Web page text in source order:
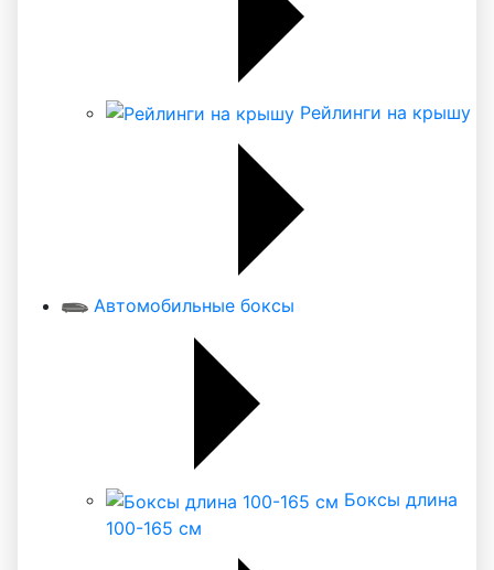
Рейлинги на крышу
Автомобильные боксы
Боксы длина
100-165 см